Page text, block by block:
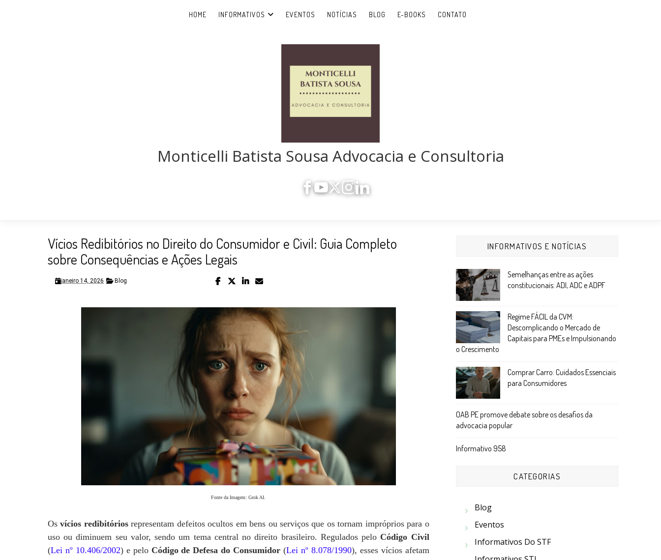
HOME INFORMATIVOS EVENTOS NOTÍCIAS BLOG E-BOOKS CONTATO
Monticelli Batista Sousa Advocacia e Consultoria
Vícios Redibitórios no Direito do Consumidor e Civil: Guia Completo
sobre Consequências e Ações Legais
janeiro 14, 2026 Blog
Fonte da Imagem: Grok AI.
Osvícios redibitóriosrepresentam defeitos ocultos em bens ou serviços que os tornam impróprios para o
uso ou diminuem seu valor, sendo um tema central no direito brasileiro. Regulados pelo Código Civil
(Lei nº 10.406/2002) e pelo Código de Defesa do Consumidor (Lei nº 8.078/1990), esses vícios afetam
INFORMATIVOS E NOTÍCIAS
Semelhanças entre as ações
constitucionais: ADI, ADC e ADPF
Regime FÁCIL da CVM:
Descomplicando o Mercado de
Capitais para PMEs e Impulsionando
o Crescimento
Comprar Carro: Cuidados Essenciais
para Consumidores
OAB PE promove debate sobre os desafios da
advocacia popular
Informativo 958
CATEGORIAS
Blog
Eventos
Informativos Do STF